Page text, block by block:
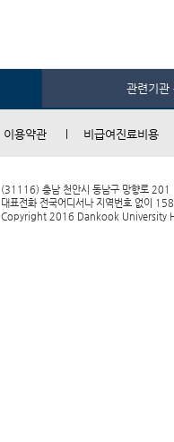
관련기관
이용약관 비급여진료비용
(31116) 충남 천안시 동남구 망향로 201
대표전화 전국어디서나 지역번호 없이
Copyright 2016 Dankook University